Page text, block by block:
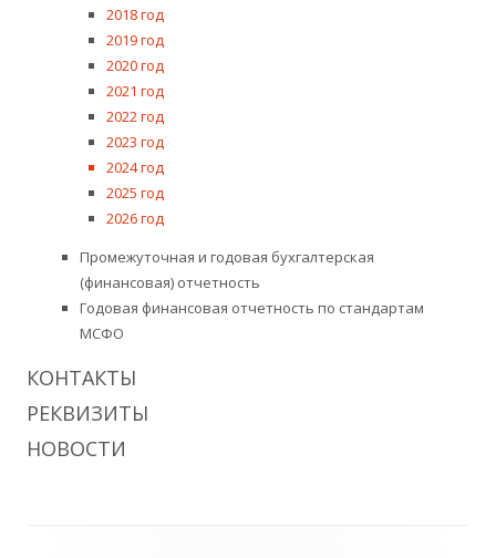
2018 год
2019 год
2020 год
2021 год
2022 год
2023 год
2024 год
2025 год
2026 год
Промежуточная и годовая бухгалтерская
(финансовая) отчетность
Годовая финансовая отчетность по стандартам
МСФО
КОНТАКТЫ
РЕКВИЗИТЫ
НОВОСТИ